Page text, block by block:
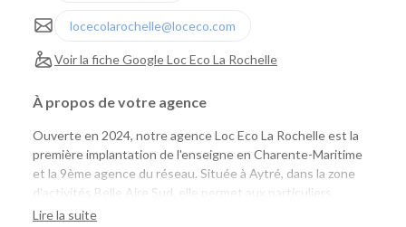
locecolarochelle@loceco.com
Voir la fiche Google Loc Eco La Rochelle
À propos de votre agence
Ouverte en 2024, notre agence Loc Eco La Rochelle est la
première implantation de l'enseigne en Charente-Maritime
et la 9ème agence du réseau. Située à Aytré, dans la zone
d'activités Belle Aire Sud, elle permet aux particuliers
comme aux professionnels de louer facilement une voiture
Lire la suite